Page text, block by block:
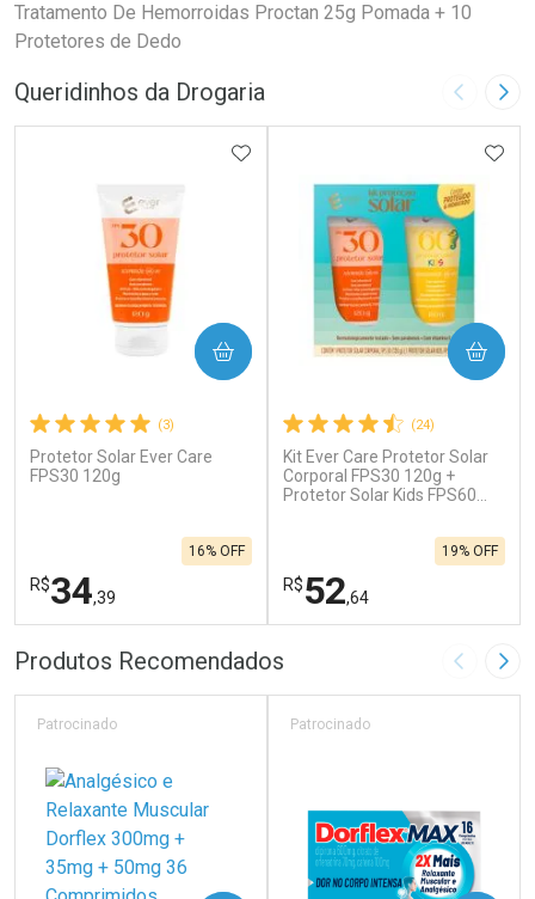
Tratamento De Hemorroidas Proctan 25g Pomada + 10
Protetores de Dedo
Queridinhos da Drogaria Imagem
(3)
Protetor Solar Ever Care
FPS30 120g
R$34,39
16% OFF
ADICIONAR AOS FAVORITOS
COMPRAR
FECHAR
Laboratório
FECHAR
Por Menos
(24)
Kit Ever Care Protetor Solar
Corporal FPS30 120g +
Protetor Solar Kids FPS60
R$52,64
19% OFF
COMPRAR
Laboratório
Por Menos
Produtos Recomendados Imagem
Patrocinado Patrocinado